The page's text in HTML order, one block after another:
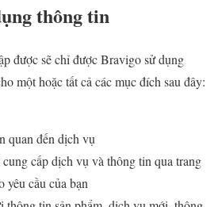
thông tin
được sẽ chỉ được Bravigo sử dụng
một hoặc tất cả các mục đích sau đây:
quan đến dịch vụ
cấp dịch vụ và thông tin qua trang
yêu cầu của bạn